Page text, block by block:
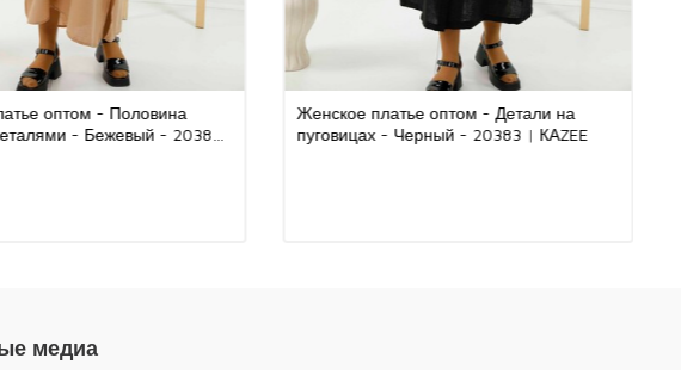
Работаем со всеми платежными системами; Вы можете оплатить в нашу
компанию всеми платежными системами, такими как Western Union, Upt,
Золотая Корона, Contact, Money Gram, Ria.
Ткани, используемые во всех изделиях бренда женской одежды Kazee,
изготовлены из натуральных волокон. Во всех наших изделиях хрустальные
оптом - Половина
- Бежевый - 20385
Женское платье оптом - Детали на
пуговицах - Черный - 20383 | КАZEE
медиа